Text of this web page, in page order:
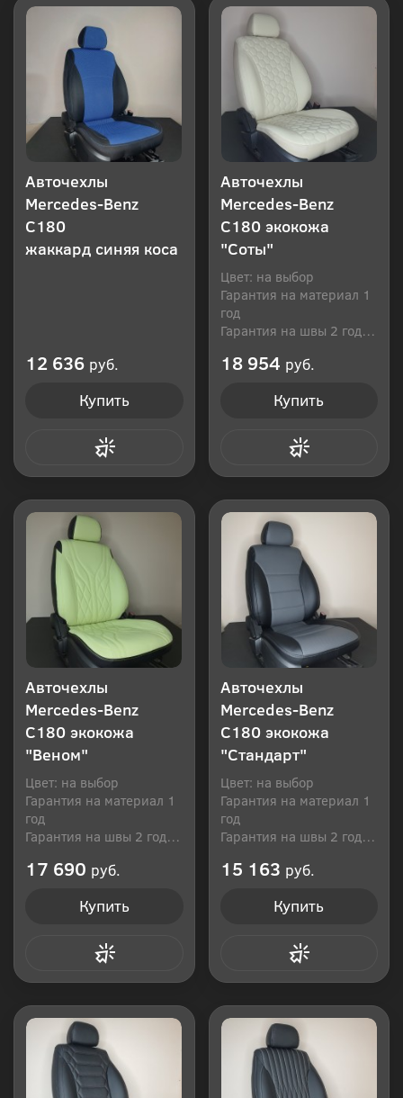
Авточехлы
Mercedes-Benz
C180
жаккард синяя коса
12 636 руб.
Купить
Авточехлы
Mercedes-Benz
C180 экокожа
"Соты"
Цвет: на выбор
Гарантия на материал 1
год
Гарантия на швы 2 года
18 954 руб.
Купить
Авточехлы
Mercedes-Benz
C180 экокожа
"Веном"
Цвет: на выбор
Гарантия на материал 1
год
Гарантия на швы 2 года
17 690 руб.
Купить
Авточехлы
Mercedes-Benz
C180 экокожа
"Стандарт"
Цвет: на выбор
Гарантия на материал 1
год
Гарантия на швы 2 года
15 163 руб.
Купить